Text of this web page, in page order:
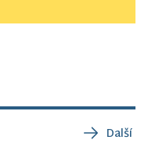
Další